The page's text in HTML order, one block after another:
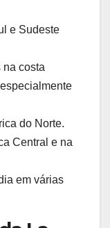
e Sudeste
na costa
do Norte.
Central e na
em várias